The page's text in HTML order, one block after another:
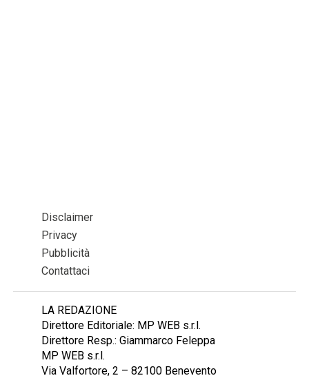
Disclaimer
Privacy
Pubblicità
Contattaci
LA REDAZIONE
Direttore Editoriale: MP WEB s.r.l.
Direttore Resp.: Giammarco Feleppa
MP WEB s.r.l.
Via Valfortore, 2 – 82100 Benevento